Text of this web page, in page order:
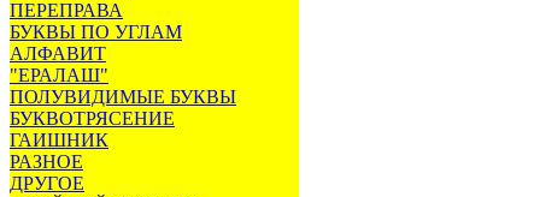
ПЕРЕПРАВА
БУКВЫ ПО УГЛАМ
АЛФАВИТ
"ЕРАЛАШ"
ПОЛУВИДИМЫЕ БУКВЫ
БУКВОТРЯСЕНИЕ
ГАИШНИК
РАЗНОЕ
ДРУГОЕ